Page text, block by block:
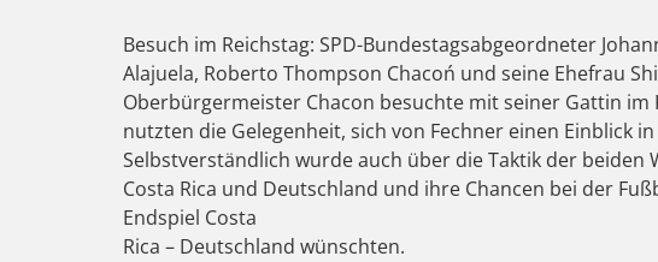
Besuch im Reichstag: SPD-Bundestagsabgeordneter
Alajuela, Roberto Thompson Chacoń und seine Ehefrau
Oberbürgermeister Chacon besuchte mit seiner Gattin
nutzten die Gelegenheit, sich von Fechner einen Einblick
Selbstverständlich wurde auch über die Taktik der beiden
Costa Rica und Deutschland und ihre Chancen bei der
Endspiel Costa
Rica – Deutschland wünschten.